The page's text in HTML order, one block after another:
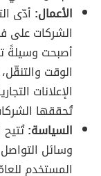
الأعمال: أدّى
الشركات على
أصبحت وسيلةً
الوقت
الإعلانات
تُحققها
السياسة:
وسائل
المستخدم